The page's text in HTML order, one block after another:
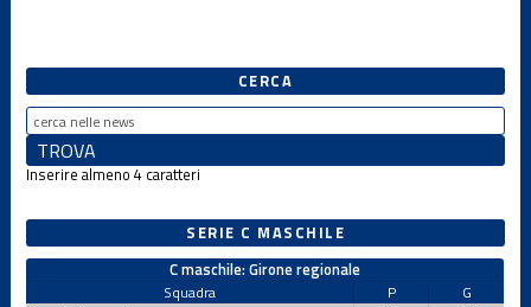
CERCA
Inserire almeno 4 caratteri
SERIE C MASCHILE
C maschile: Girone regionale
Squadra P
G